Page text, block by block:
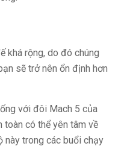
khá rộng, do đó chúng
sẽ trở nên ổn định hơn
với đôi Mach 5 của
toàn có thể yên tâm về
này trong các buổi chạy